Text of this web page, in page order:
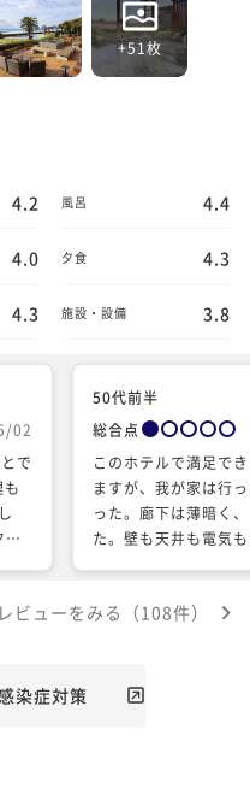
+51枚
4.2 風呂 4.4
4.0 夕食 4.3
4.3 施設・設備 3.8
02
で
50代前半
総合点
このホテルで満足で
ますが、我が家は行
った。廊下は薄暗く
た。壁も天井も電気
がしてました。食事
同じです」と笑顔で
レビューをみる（108件）
染症対策